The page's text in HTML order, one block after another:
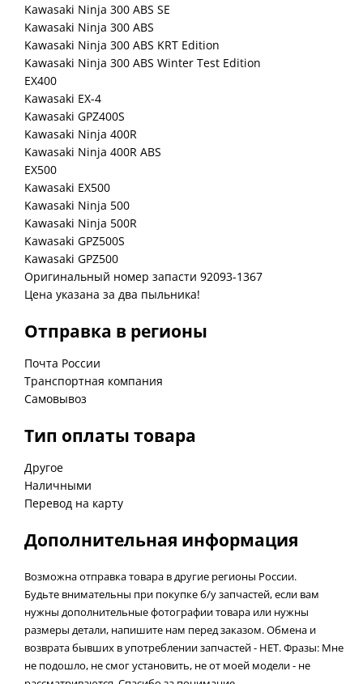
Kawasaki Ninja 300 ABS SE
Kawasaki Ninja 300 ABS
Kawasaki Ninja 300 ABS KRT Edition
Kawasaki Ninja 300 ABS Winter Test Edition
EX400
Kawasaki EX-4
Kawasaki GPZ400S
Kawasaki Ninja 400R
Kawasaki Ninja 400R ABS
EX500
Kawasaki EX500
Kawasaki Ninja 500
Kawasaki Ninja 500R
Kawasaki GPZ500S
Kawasaki GPZ500
Оригинальный номер запасти 92093-1367
Цена указана за два пыльника!
Отправка в регионы
Почта России
Транспортная компания
Самовывоз
Тип оплаты товара
Другое
Наличными
Перевод на карту
Дополнительная информация
Возможна отправка товара в другие регионы России.
Будьте внимательны при покупке б/у запчастей, если вам
нужны дополнительные фотографии товара или нужны
размеры детали, напишите нам перед заказом. Обмена и
возврата бывших в употреблении запчастей - НЕТ. Фразы: Мне
не подошло, не смог установить, не от моей модели - не